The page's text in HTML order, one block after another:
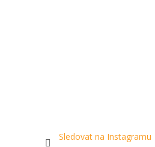
Sledovat na Instagramu